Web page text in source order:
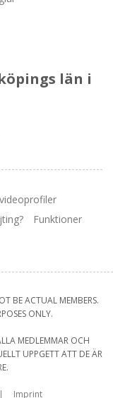
län i
Funktioner
BE ACTUAL MEMBERS.
ONLY.
MEDLEMMAR OCH
UPPGETT ATT DE ÄR
Imprint